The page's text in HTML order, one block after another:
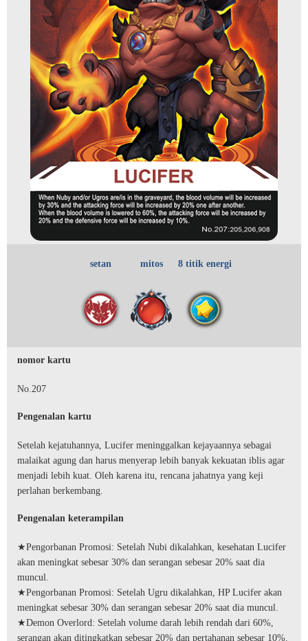
setan mitos 8 titik energi
nomor kartu
No.207
Pengenalan kartu
Setelah kejatuhannya, Lucifer meninggalkan kejayaannya sebagai
malaikat agung dan harus menyerap lebih banyak kekuatan iblis agar
menjadi lebih kuat. Oleh karena itu, rencana jahatnya yang keji
perlahan berkembang.
Pengenalan keterampilan
★Pengorbanan Promosi: Setelah Nubi dikalahkan, kesehatan Lucifer
akan meningkat sebesar 30% dan serangan sebesar 20% saat dia
muncul.
★Pengorbanan Promosi: Setelah Ugru dikalahkan, HP Lucifer akan
meningkat sebesar 30% dan serangan sebesar 20% saat dia muncul.
★Demon Overlord: Setelah volume darah lebih rendah dari 60%,
serangan akan ditingkatkan sebesar 20% dan pertahanan sebesar 10%.